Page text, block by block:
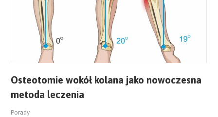
Osteotomie wokół kolana jako nowoczesna
metoda leczenia
Porady